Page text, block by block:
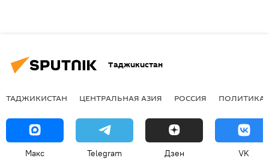
Таджикистан
ТАДЖИКИСТАН ЦЕНТРАЛЬНАЯ АЗИЯ РОССИЯ ПОЛИТИКА
Макс Telegram Дзен VK